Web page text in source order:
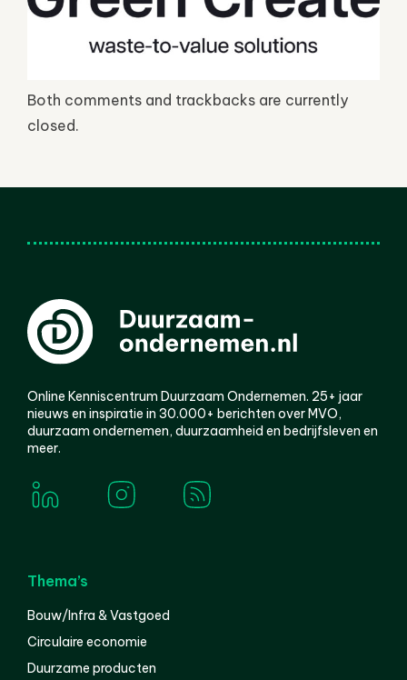
Both comments and trackbacks are currently
closed.
Online Kenniscentrum Duurzaam Ondernemen. 25+ jaar
nieuws en inspiratie in 30.000+ berichten over MVO,
duurzaam ondernemen, duurzaamheid en bedrijfsleven en
meer.
Thema’s
Bouw/Infra & Vastgoed
Circulaire economie
Duurzame producten